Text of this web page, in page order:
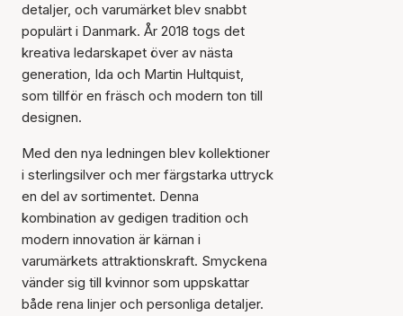
detaljer, och varumärket blev snabbt
populärt i Danmark. År 2018 togs det
kreativa ledarskapet över av nästa
generation, Ida och Martin Hultquist,
som tillför en fräsch och modern ton till
designen.
Med den nya ledningen blev kollektioner
i sterlingsilver och mer färgstarka uttryck
en del av sortimentet. Denna
kombination av gedigen tradition och
modern innovation är kärnan i
varumärkets attraktionskraft. Smyckena
vänder sig till kvinnor som uppskattar
både rena linjer och personliga detaljer.